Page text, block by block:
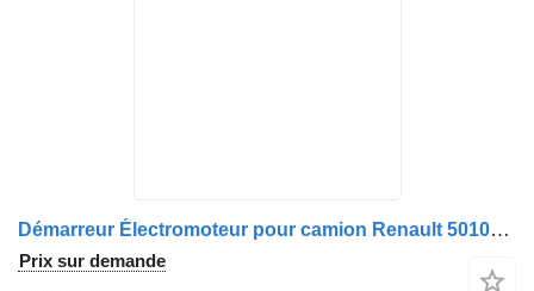
Démarreur Électromoteur pour camion Renault 5010090683 / 7485003362 / 5001859572 / 5010306413 / 5010508443 / 5000049125 / 5000137323
Prix sur demande